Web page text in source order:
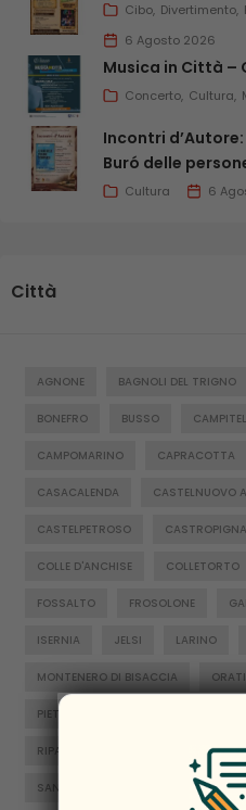
Cibo Divertimento
6 Agosto 2026
Musica in Città –
Concerto Cultura
Incontri
Buró delle
Cultura 6
Città
AGNONE BAGNOLI DEL TRIGNO
BONEFRO BUSSO
CAMPOMARINO CAPRACOTTA
CASACALENDA CASTELNUOVO
CASTELPETROSO
COLLE D'ANCHISE COLLETORTO
FOSSALTO FROSOLONE
ISERNIA JELSI LARINO
MONTENERO DI BISACCIA
PIETRABBONDANTE
RIPALIMOSANI ROCCAMANDOLFI
SAN GIACOMO DEGLI SCHIAVONI